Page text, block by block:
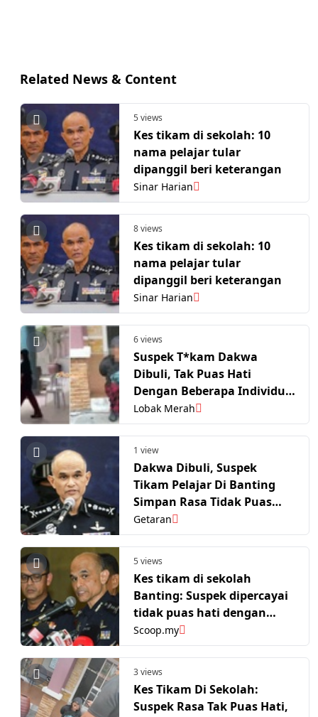
Related News & Content
5 views
Kes tikam di sekolah: 10
nama pelajar tular
dipanggil beri keterangan
Sinar Harian
8 views
Kes tikam di sekolah: 10
nama pelajar tular
dipanggil beri keterangan
Sinar Harian
6 views
Suspek T*kam Dakwa
Dibuli, Tak Puas Hati
Dengan Beberapa Individu
Di Sekolah
Lobak Merah
1 view
Dakwa Dibuli, Suspek
Tikam Pelajar Di Banting
Simpan Rasa Tidak Puas
Hati
Getaran
5 views
Kes tikam di sekolah
Banting: Suspek dipercayai
tidak puas hati dengan
beberapa individu
Scoop.my
3 views
Kes Tikam Di Sekolah:
Suspek Rasa Tak Puas Hati,